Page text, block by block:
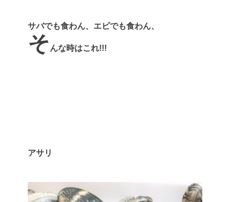
サバでも食わん、エビでも食わん、
そ んな時はこれ!!!
アサリ